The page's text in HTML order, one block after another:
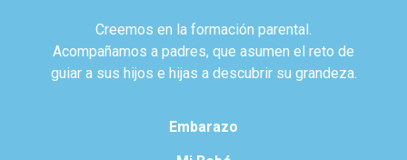
Creemos en la formación parental.
Acompañamos a padres, que asumen el reto de
guiar a sus hijos e hijas a descubrir su grandeza.
Embarazo